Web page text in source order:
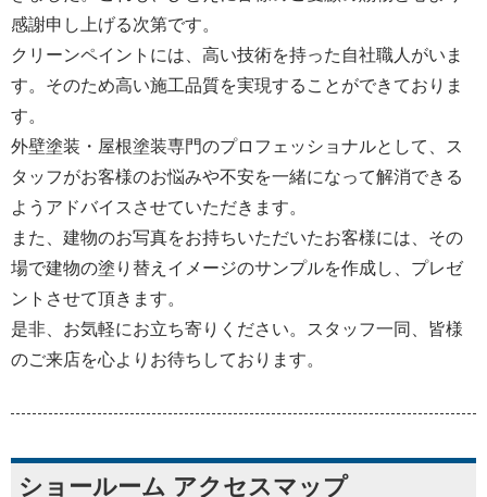
感謝申し上げる次第です。
クリーンペイントには、高い技術を持った自社職人がいま
す。そのため高い施工品質を実現することができておりま
す。
外壁塗装・屋根塗装専門のプロフェッショナルとして、ス
タッフがお客様のお悩みや不安を一緒になって解消できる
ようアドバイスさせていただきます。
また、建物のお写真をお持ちいただいたお客様には、その
場で建物の塗り替えイメージのサンプルを作成し、プレゼ
ントさせて頂きます。
是非、お気軽にお立ち寄りください。スタッフ一同、皆様
のご来店を心よりお待ちしております。
ショールーム アクセスマップ